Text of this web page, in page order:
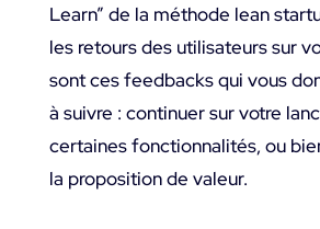
Learn” de la méthode lean
les retours des utilisateurs sur
sont ces feedbacks qui vous
à suivre : continuer sur votre
certaines fonctionnalités, ou
la proposition de valeur.